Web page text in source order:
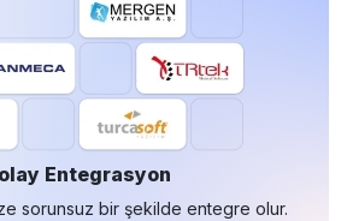
Entegrasyon
sorunsuz bir şekilde entegre olur.